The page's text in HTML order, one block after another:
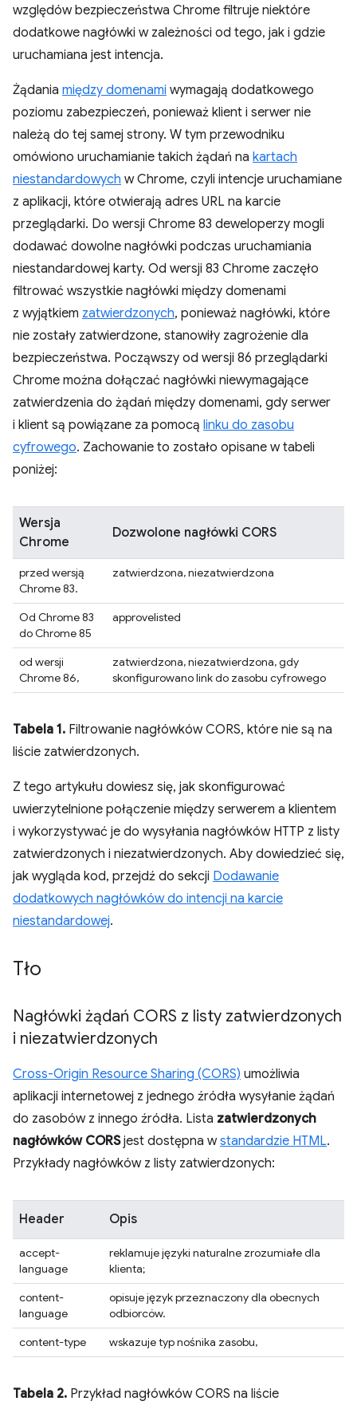
względów bezpieczeństwa Chrome filtruje niektóre
dodatkowe nagłówki w zależności od tego, jak i gdzie
uruchamiana jest intencja.
Żądania między domenami wymagają dodatkowego
poziomu zabezpieczeń, ponieważ klient i serwer nie
należą do tej samej strony. W tym przewodniku
omówiono uruchamianie takich żądań na kartach
niestandardowych w Chrome, czyli intencje uruchamiane
z aplikacji, które otwierają adres URL na karcie
przeglądarki. Do wersji Chrome 83 deweloperzy mogli
dodawać dowolne nagłówki podczas uruchamiania
niestandardowej karty. Od wersji 83 Chrome zaczęło
filtrować wszystkie nagłówki między domenami
z wyjątkiem zatwierdzonych, ponieważ nagłówki, które
nie zostały zatwierdzone, stanowiły zagrożenie dla
bezpieczeństwa. Począwszy od wersji 86 przeglądarki
Chrome można dołączać nagłówki niewymagające
zatwierdzenia do żądań między domenami, gdy serwer
i klient są powiązane za pomocą linku do zasobu
cyfrowego. Zachowanie to zostało opisane w tabeli
poniżej:
Wersja
Chrome
Dozwolone nagłówki CORS
przed wersją
Chrome 83.
zatwierdzona, niezatwierdzona
Od Chrome 83
do Chrome 85
approvelisted
od wersji
Chrome 86,
zatwierdzona, niezatwierdzona, gdy
skonfigurowano link do zasobu cyfrowego
Tabela 1. Filtrowanie nagłówków CORS, które nie są na
liście zatwierdzonych.
Z tego artykułu dowiesz się, jak skonfigurować
uwierzytelnione połączenie między serwerem a klientem
i wykorzystywać je do wysyłania nagłówków HTTP z listy
zatwierdzonych i niezatwierdzonych. Aby dowiedzieć się,
jak wygląda kod, przejdź do sekcji Dodawanie
dodatkowych nagłówków do intencji na karcie
niestandardowej.
Tło
Nagłówki żądań CORS z listy zatwierdzonych
i niezatwierdzonych
Cross-Origin Resource Sharing (CORS) umożliwia
aplikacji internetowej z jednego źródła wysyłanie żądań
do zasobów z innego źródła. Lista zatwierdzonych
nagłówków CORSjest dostępna wstandardzie HTML.
Przykłady nagłówków z listy zatwierdzonych:
Header Opis
accept-
language
reklamuje języki naturalne zrozumiałe dla
klienta;
content-
language
opisuje język przeznaczony dla obecnych
odbiorców.
content-type
wskazuje typ nośnika zasobu,
Tabela 2. Przykład nagłówków CORS na liście